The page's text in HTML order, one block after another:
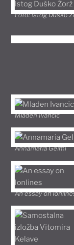
Foto: Istog Duško
Mladen Ivancic
Annamaria Gelmi
An essay on